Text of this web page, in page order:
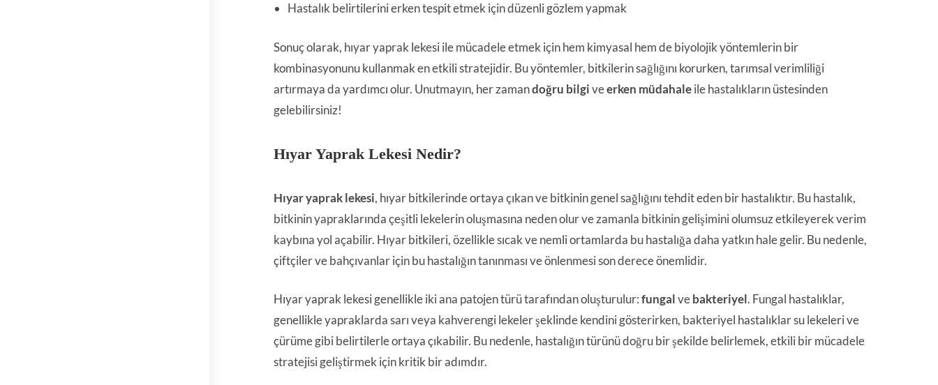
Hastalık belirtilerini erken tespit etmek için düzenli gözlem yapmak
Sonuç olarak, hıyar yaprak lekesi ile mücadele etmek için hem kimyasal hem de biyolojik yöntemlerin bir
kombinasyonunu kullanmak en etkili stratejidir. Bu yöntemler, bitkilerin sağlığını korurken, tarımsal verimliliği
artırmaya da yardımcı olur. Unutmayın, her zamandoğru bilgiveerken müdahaleile hastalıkların üstesinden
gelebilirsiniz!
Hıyar Yaprak Lekesi Nedir?
Hıyar yaprak lekesi, hıyar bitkilerinde ortaya çıkan ve bitkinin genel sağlığını tehdit eden bir hastalıktır. Bu hastalık,
bitkinin yapraklarında çeşitli lekelerin oluşmasına neden olur ve zamanla bitkinin gelişimini olumsuz etkileyerek verim
kaybına yol açabilir. Hıyar bitkileri, özellikle sıcak ve nemli ortamlarda bu hastalığa daha yatkın hale gelir. Bu nedenle,
çiftçiler ve bahçıvanlar için bu hastalığın tanınması ve önlenmesi son derece önemlidir.
Hıyar yaprak lekesi genellikle iki ana patojen türü tarafından oluşturulur:fungalvebakteriyel. Fungal hastalıklar,
genellikle yapraklarda sarı veya kahverengi lekeler şeklinde kendini gösterirken, bakteriyel hastalıklar su lekeleri ve
çürüme gibi belirtilerle ortaya çıkabilir. Bu nedenle, hastalığın türünü doğru bir şekilde belirlemek, etkili bir mücadele
stratejisi geliştirmek için kritik bir adımdır.